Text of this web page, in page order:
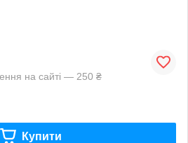
на сайті — 250 ₴
Купити